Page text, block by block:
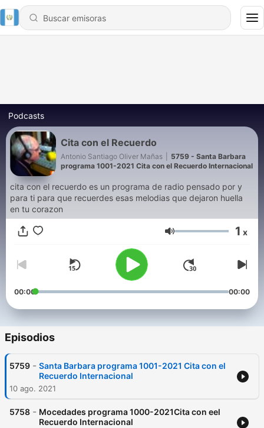
Podcasts
Cita con el Recuerdo
Antonio Santiago Oliver Mañas
5759 - Santa Barbara
programa 1001-2021 Cita con el Recuerdo Internacional
cita con el recuerdo es un programa de radio pensado por y
para ti para que recuerdes esas melodias que dejaron huella
en tu corazon
Volumen 1 x
00:00 00:00
Episodios
5759 - Santa Barbara programa 1001-2021 Cita con el
Recuerdo Internacional
10 ago. 2021
5758 - Mocedades programa 1000-2021Cita con eel
Recuerdo Internacional